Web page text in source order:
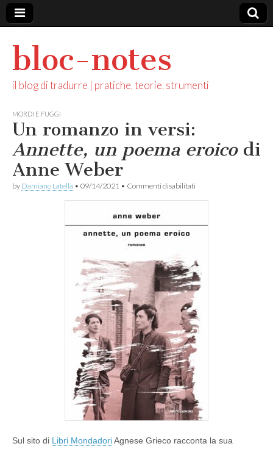
bloc-notes
il blog di tradurre | pratiche, teorie, strumenti
MORDI E FUGGI
Un romanzo in versi:
Annette, un poema eroicodi
Anne Weber
by Damiano Latella • 09/14/2021 • Commenti disabilitati
versi:
e
t
t
e
u
n
p
o
e
a
e
o
i
c
di
Sul sito di Libri MondadoriAgnese Grieco racconta la sua